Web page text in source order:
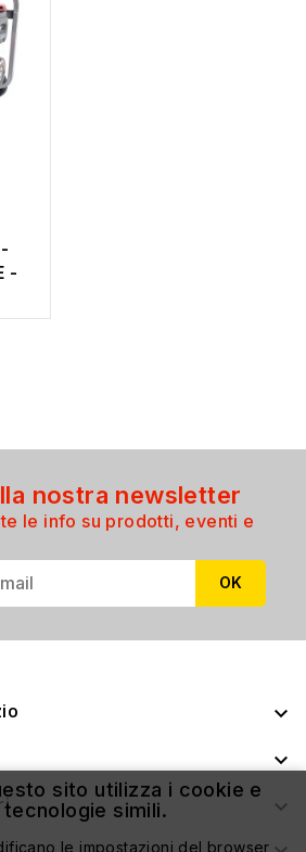
-
nostra newsletter
le info su prodotti, eventi e



sito utilizza i cookie e
tecnologie simili.
le impostazioni del browser,